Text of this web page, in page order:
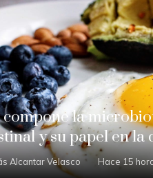
compone la
y su papel en la
Alcantar Velasco Hace 15